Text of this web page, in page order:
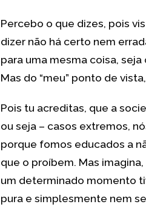
Percebo o que dizes, pois
dizer não há certo nem
para uma mesma coisa,
Mas do “meu” ponto de
Pois tu acreditas, que a
ou seja – casos extremos,
porque fomos educados a
que o proíbem. Mas
um determinado momento
pura e simplesmente nem